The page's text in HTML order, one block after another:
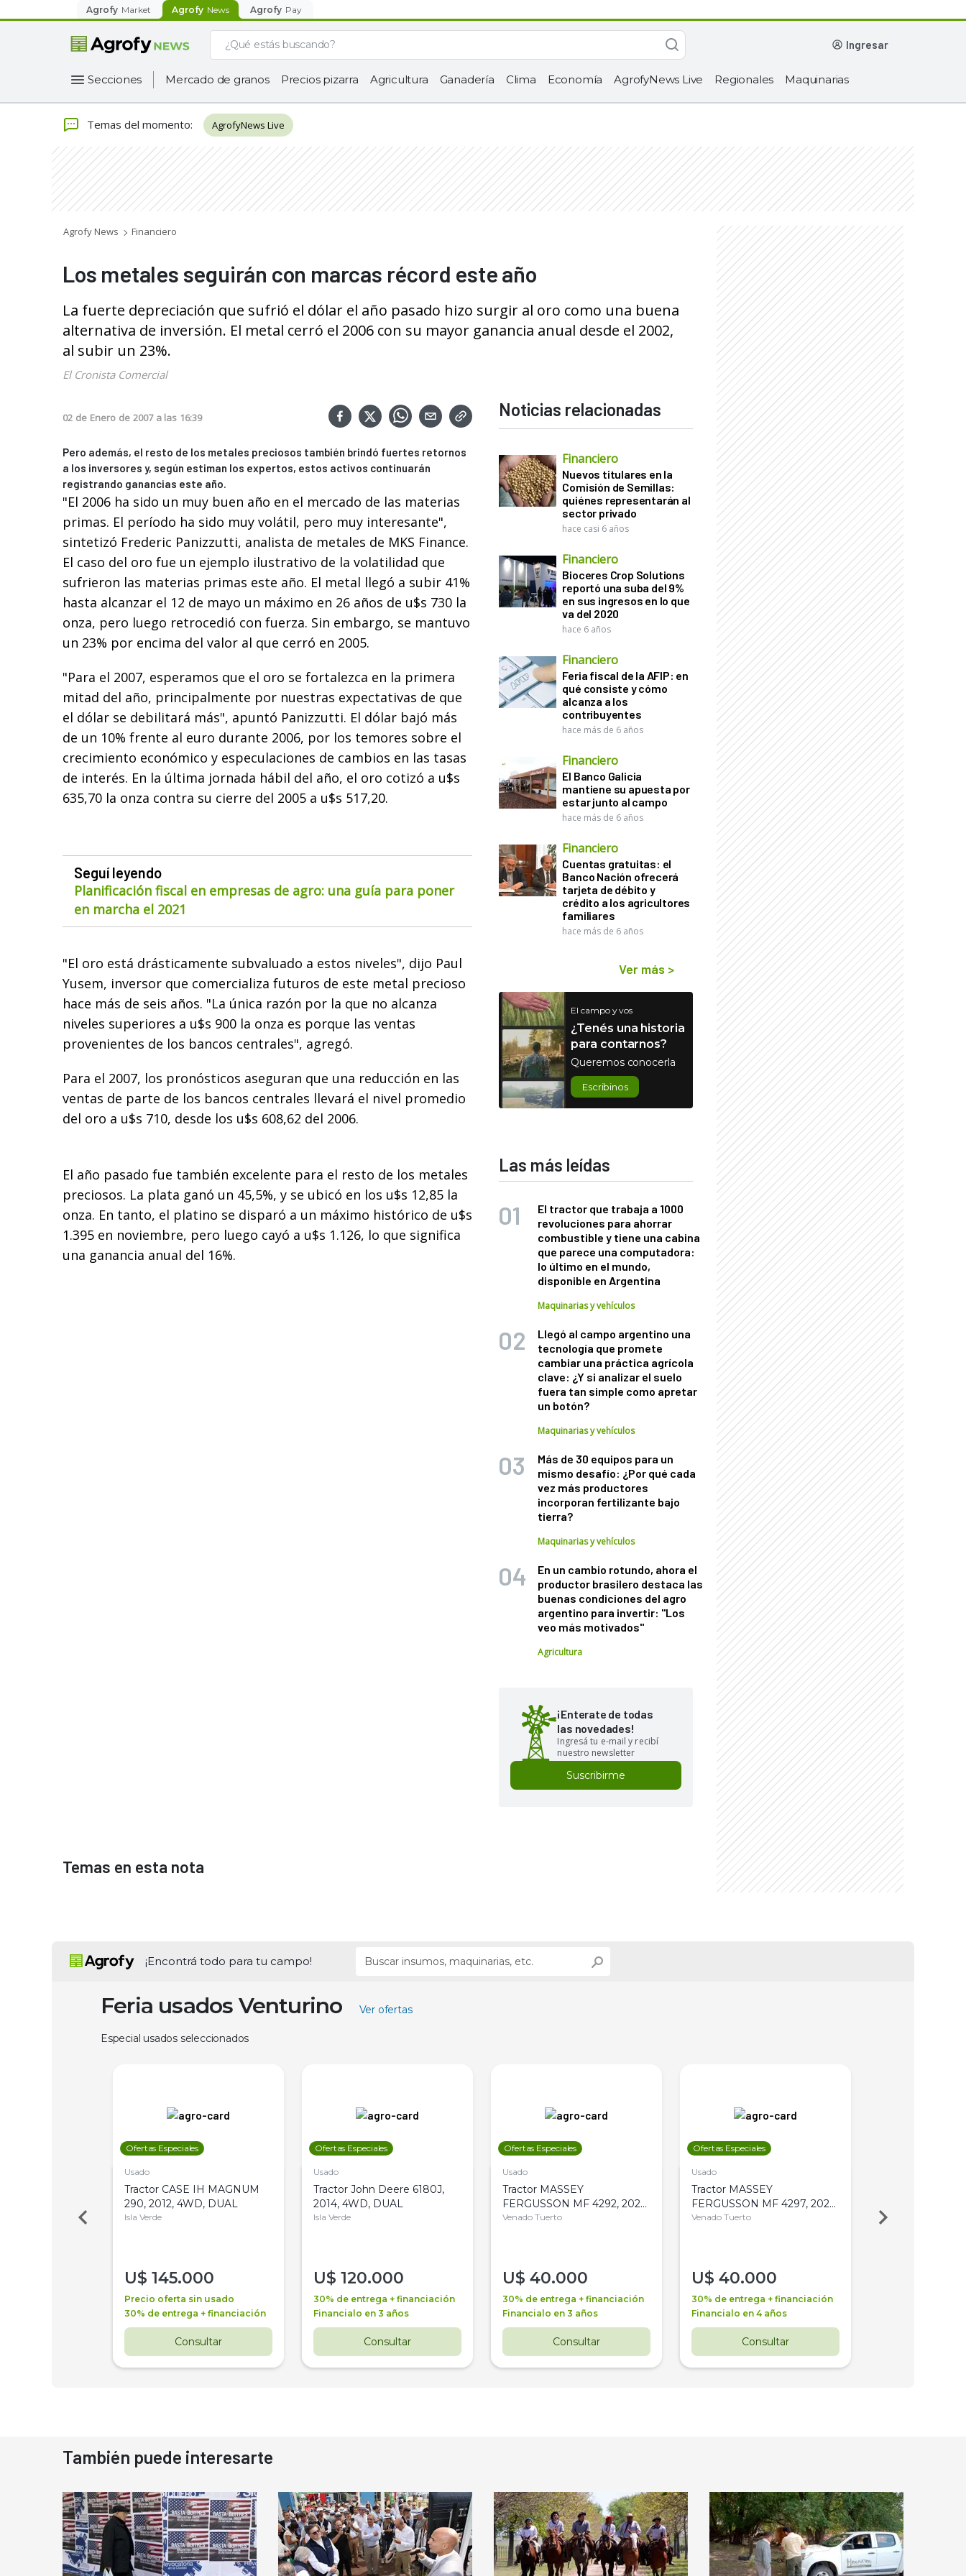
Agrofy Market Agrofy News Agrofy Pay
ingresar
Secciones Mercado de granos Precios pizarra Agricultura Ganadería Clima Economía AgrofyNews Live Regionales Maquinarias
Temas del momento: AgrofyNews Live
Agrofy News Financiero
Los metales seguirán con marcas récord este año
La fuerte depreciación que sufrió el dólar el año pasado hizo surgir al oro como una buena
alternativa de inversión. El metal cerró el 2006 con su mayor ganancia anual desde el 2002,
al subir un 23%.
El Cronista Comercial
02 de Enero de 2007 a las 16:39
Pero además, el resto de los metales preciosos también brindó fuertes retornos
a los inversores y, según estiman los expertos, estos activos continuarán
registrando ganancias este año.
"El 2006 ha sido un muy buen año en el mercado de las materias
primas. El período ha sido muy volátil, pero muy interesante",
sintetizó Frederic Panizzutti, analista de metales de MKS Finance.
El caso del oro fue un ejemplo ilustrativo de la volatilidad que
sufrieron las materias primas este año. El metal llegó a subir 41%
hasta alcanzar el 12 de mayo un máximo en 26 años de u$s 730 la
onza, pero luego retrocedió con fuerza. Sin embargo, se mantuvo
un 23% por encima del valor al que cerró en 2005.
"Para el 2007, esperamos que el oro se fortalezca en la primera
mitad del año, principalmente por nuestras expectativas de que
el dólar se debilitará más", apuntó Panizzutti. El dólar bajó más
de un 10% frente al euro durante 2006, por los temores sobre el
crecimiento económico y especulaciones de cambios en las tasas
de interés. En la última jornada hábil del año, el oro cotizó a u$s
635,70 la onza contra su cierre del 2005 a u$s 517,20.
Seguí leyendo
Planificación fiscal en empresas de agro: una guía para poner
en marcha el 2021
"El oro está drásticamente subvaluado a estos niveles", dijo Paul
Yusem, inversor que comercializa futuros de este metal precioso
hace más de seis años. "La única razón por la que no alcanza
niveles superiores a u$s 900 la onza es porque las ventas
provenientes de los bancos centrales", agregó.
Para el 2007, los pronósticos aseguran que una reducción en las
ventas de parte de los bancos centrales llevará el nivel promedio
del oro a u$s 710, desde los u$s 608,62 del 2006.
El año pasado fue también excelente para el resto de los metales
preciosos. La plata ganó un 45,5%, y se ubicó en los u$s 12,85 la
onza. En tanto, el platino se disparó a un máximo histórico de u$s
1.395 en noviembre, pero luego cayó a u$s 1.126, lo que significa
una ganancia anual del 16%.
Noticias relacionadas
Financiero
Nuevos titulares en la
Comisión de Semillas:
quiénes representarán al
sector privado
hace casi 6 años
Financiero
Bioceres Crop Solutions
reportó una suba del 9%
en sus ingresos en lo que
va del 2020
hace 6 años
Financiero
Feria fiscal de la AFIP: en
qué consiste y cómo
alcanza a los
contribuyentes
hace más de 6 años
Financiero
El Banco Galicia
mantiene su apuesta por
estar junto al campo
hace más de 6 años
Financiero
Cuentas gratuitas: el
Banco Nación ofrecerá
tarjeta de débito y
crédito a los agricultores
familiares
hace más de 6 años
Ver más >
El campo y vos
¿Tenés una historia
para contarnos?
Queremos conocerla
Escribinos
Las más leídas
El tractor que trabaja a 1000
revoluciones para ahorrar
combustible y tiene una cabina
que parece una computadora:
lo último en el mundo,
disponible en Argentina
Maquinarias y vehículos
Llegó al campo argentino una
tecnología que promete
cambiar una práctica agrícola
clave: ¿Y si analizar el suelo
fuera tan simple como apretar
un botón?
Maquinarias y vehículos
Más de 30 equipos para un
mismo desafío: ¿Por qué cada
vez más productores
incorporan fertilizante bajo
tierra?
Maquinarias y vehículos
En un cambio rotundo, ahora el
productor brasilero destaca las
buenas condiciones del agro
argentino para invertir: "Los
veo más motivados"
Agricultura
¡Enterate de todas
las novedades!
Ingresá tu e-mail y recibí
nuestro newsletter
Suscribirme
Temas en esta nota
¡Encontrá todo para tu campo!
Feria usados Venturino Ver ofertas
Especial usados seleccionados
Ofertas Especiales
Usado
Tractor CASE IH MAGNUM
290, 2012, 4WD, DUAL
Isla Verde
U$ 145.000
Precio oferta sin usado
30% de entrega + financiación
Consultar
Ofertas Especiales
Usado
Tractor John Deere 6180J,
2014, 4WD, DUAL
Isla Verde
U$ 120.000
30% de entrega + financiación
Financialo en 3 años
Consultar
Ofertas Especiales
Usado
Tractor MASSEY
FERGUSSON MF 4292, 2020,
4WD, PATON
Venado Tuerto
U$ 40.000
30% de entrega + financiación
Financialo en 3 años
Consultar
Ofertas Especiales
Usado
Tractor MASSEY
FERGUSSON MF 4297, 2020,
4WD, PATON
Venado Tuerto
U$ 40.000
30% de entrega + financiación
Financialo en 4 años
Consultar
Venado Tuerto
También puede interesarte